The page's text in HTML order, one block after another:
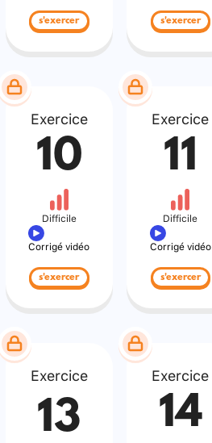
s'exercer s'exercer
Exercice
10
Difficile
Corrigé vidéo
s'exercer
Exercice
11
Difficile
Corrigé vidéo
s'exercer
Exercice
13
Exercice
14